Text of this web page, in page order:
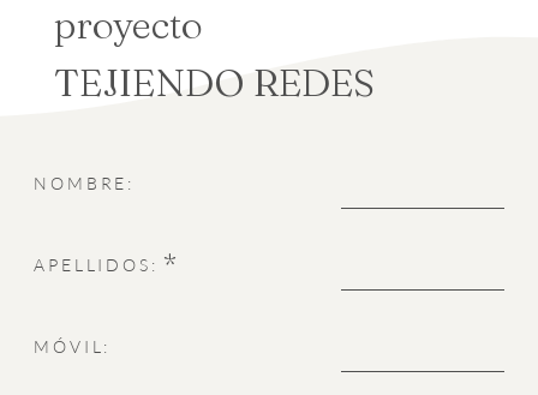
proyecto
TEJIENDO REDES
NOMBRE:
APELLIDOS: *
MÓVIL: